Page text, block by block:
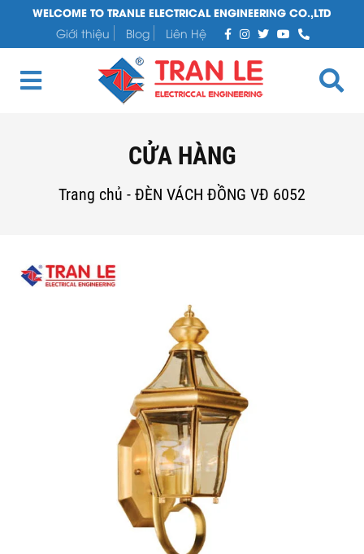
WELCOME TO TRANLE ELECTRICAL ENGINEERING CO.,LTD
Giới thiệu
Blog Liên Hệ
CỬA HÀNG
Trang chủ - ĐÈN VÁCH ĐỒNG VĐ 6052